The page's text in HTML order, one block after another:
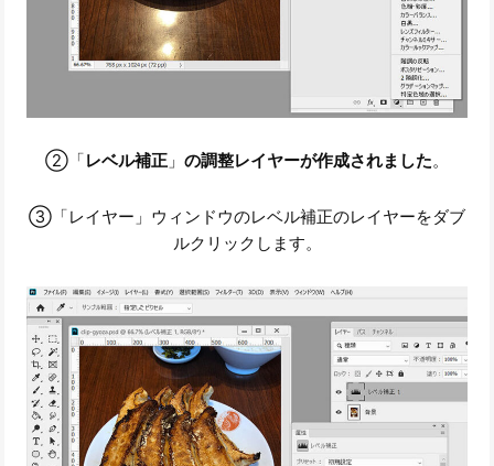
②「レベル補正 」 の調整レイヤーが作成されました。
③「レイヤー」ウィンドウのレベル補正のレイヤーをダブ
ルクリックします。